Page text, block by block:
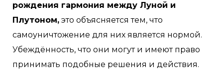
рождения гармония между Луной и
Плутоном, это объясняется тем, что
самоуничтожение для них является нормой.
Убеждённость, что они могут и имеют право
принимать подобные решения и действия.